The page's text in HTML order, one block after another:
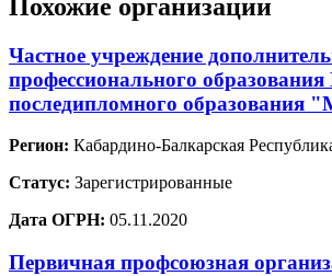
Похожие организации
Частное учреждение
профессионального образования
последипломного образования
Регион: Кабардино-Балкарская
Статус: Зарегистрированные
Дата ОГРН: 05.11.2020
Первичная профсоюзная